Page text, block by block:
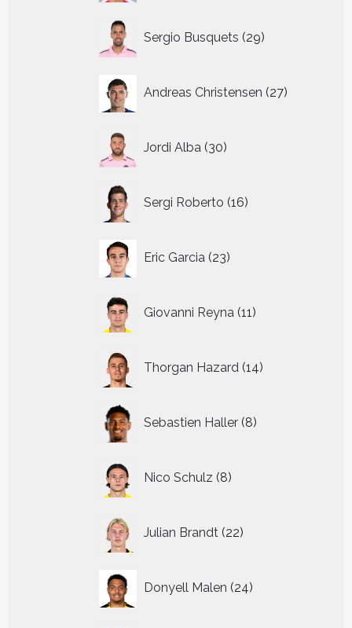
Sergio Busquets 29
producten
Andreas Christensen 27
producten
Jordi Alba 30
producten
Sergi Roberto 16
producten
Eric Garcia 23
producten
Giovanni Reyna 11
producten
Thorgan Hazard 14
producten
Sebastien Haller 8
producten
Nico Schulz 8
producten
Julian Brandt 22
producten
Donyell Malen 24
producten